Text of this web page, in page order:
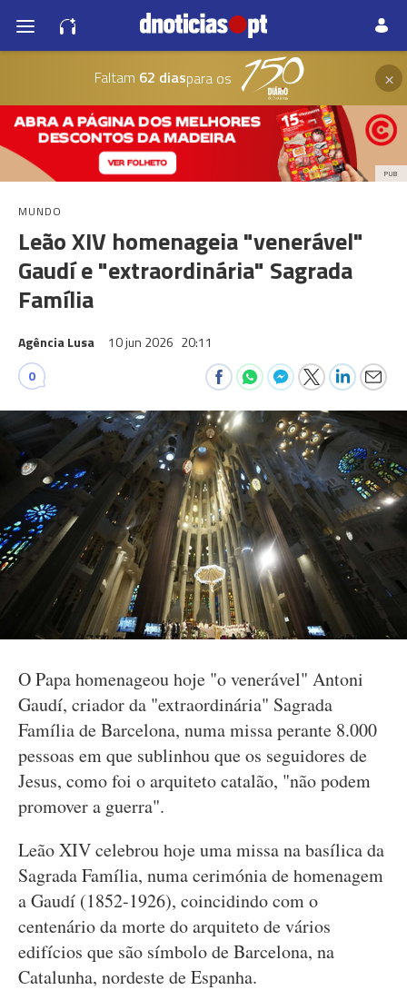
Faltam 62 diaspara os ×
PUB
MUNDO
Leão XIV homenageia "venerável"
Gaudí e "extraordinária" Sagrada
Família
Agência Lusa 10 jun 2026 20:11
0
O Papa homenageou hoje "o venerável" Antoni
Gaudí, criador da "extraordinária" Sagrada
Família de Barcelona, numa missa perante 8.000
pessoas em que sublinhou que os seguidores de
Jesus, como foi o arquiteto catalão, "não podem
promover a guerra".
Leão XIV celebrou hoje uma missa na basílica da
Sagrada Família, numa cerimónia de homenagem
a Gaudí (1852-1926), coincidindo com o
centenário da morte do arquiteto de vários
edifícios que são símbolo de Barcelona, na
Catalunha, nordeste de Espanha.